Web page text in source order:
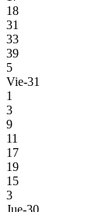
18
31
33
39
5
Vie-31
1
3
9
11
17
19
15
3
Jue-30